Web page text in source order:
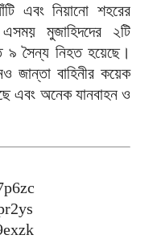
এবং নিয়ানো শহরের
মুজাহিদদের ২টি
৯ সৈন্য নিহত হয়েছে।
জান্তা বাহিনীর কয়েক
এবং অনেক যানবাহন ও